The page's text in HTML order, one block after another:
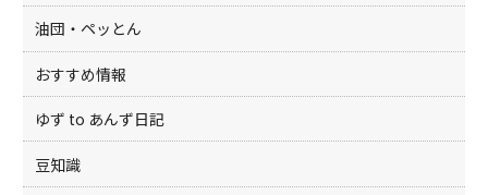
油団・ペッとん
おすすめ情報
ゆず to あんず日記
豆知識